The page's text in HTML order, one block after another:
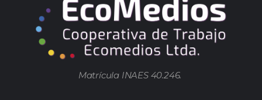
Matrícula INAES 40.246.